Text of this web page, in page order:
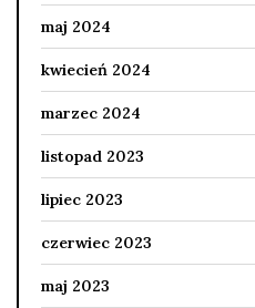
maj 2024
kwiecień 2024
marzec 2024
listopad 2023
lipiec 2023
czerwiec 2023
maj 2023